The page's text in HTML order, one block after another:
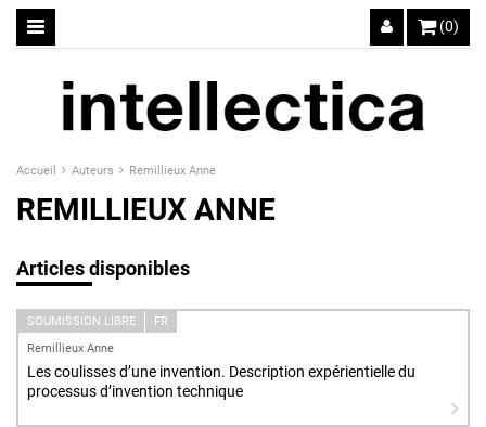
(0)
Accueil Auteurs Remillieux Anne
REMILLIEUX ANNE
Articles disponibles
SOUMISSION LIBRE
FR
Remillieux Anne
Les coulisses d’une invention. Description expérientielle du
processus d’invention technique